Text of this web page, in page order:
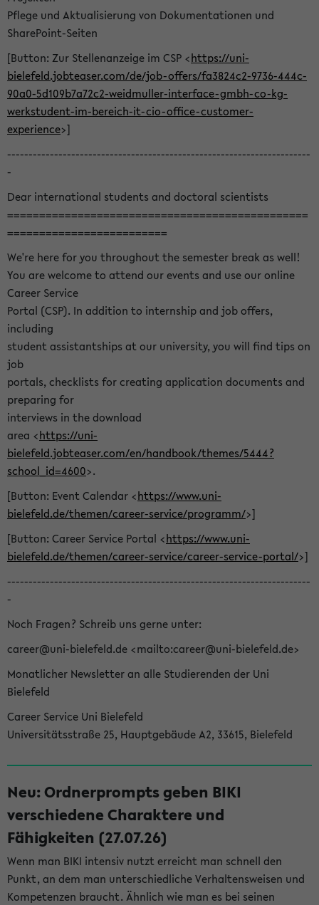
Pflege und Aktualisierung von Dokumentationen und
SharePoint-Seiten
[Button: Zur Stellenanzeige im CSP <https://uni-
bielefeld.jobteaser.com/de/job-offers/fa3824c2-9736-444c-
90a0-5d109b7a72c2-weidmuller-interface-gmbh-co-kg-
werkstudent-im-bereich-it-cio-office-customer-
experience>]
-----------------------------------------------------------------------
-
Dear international students and doctoral scientists
===============================================
=========================
We're here for you throughout the semester break as well!
You are welcome to attend our events and use our online
Career Service
Portal (CSP). In addition to internship and job offers,
including
student assistantships at our university, you will find tips on
job
portals, checklists for creating application documents and
preparing for
interviews in the download
area <https://uni-
bielefeld.jobteaser.com/en/handbook/themes/5444?
school_id=4600>.
[Button: Event Calendar <https://www.uni-
bielefeld.de/themen/career-service/programm/>]
[Button: Career Service Portal <https://www.uni-
bielefeld.de/themen/career-service/career-service-portal/>]
-----------------------------------------------------------------------
-
Noch Fragen? Schreib uns gerne unter:
career@uni-bielefeld.de <mailto:career@uni-bielefeld.de>
Monatlicher Newsletter an alle Studierenden der Uni
Bielefeld
Career Service Uni Bielefeld
Universitätsstraße 25, Hauptgebäude A2, 33615, Bielefeld
Neu: Ordnerprompts geben BIKI
verschiedene Charaktere und
Fähigkeiten (27.07.26)
Wenn man BIKI intensiv nutzt erreicht man schnell den
Punkt, an dem man unterschiedliche Verhaltensweisen und
Kompetenzen braucht. Ähnlich wie man es bei seinen